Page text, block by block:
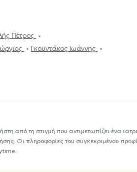
Πέτρος
Γκουντάκος Ιωάννης
από τη στιγμή που αντιμετωπίζει ένα
Οι πληροφορίες του συγκεκριμένου